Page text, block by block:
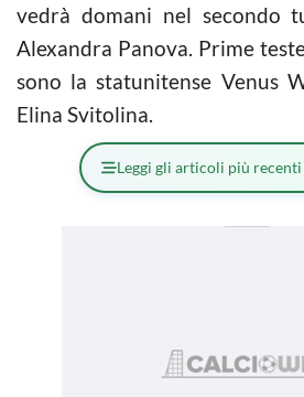
vedrà domani nel secondo
Alexandra Panova. Prime
sono la statunitense Venus
Elina Svitolina.
Leggi gli articoli più recenti